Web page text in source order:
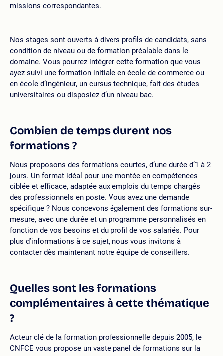
missions correspondantes.
Nos stages sont ouverts à divers profils de candidats, sans
condition de niveau ou de formation préalable dans le
domaine. Vous pourrez intégrer cette formation que vous
ayez suivi une formation initiale en école de commerce ou
en école d’ingénieur, un cursus technique, fait des études
universitaires ou disposiez d’un niveau bac.
Combien de temps durent nos
formations ?
Nous proposons des formations courtes, d’une durée d’1 à 2
jours. Un format idéal pour une montée en compétences
ciblée et efficace, adaptée aux emplois du temps chargés
des professionnels en poste. Vous avez une demande
spécifique ? Nous concevons également des formations sur-
mesure, avec une durée et un programme personnalisés en
fonction de vos besoins et du profil de vos salariés. Pour
plus d’informations à ce sujet, nous vous invitons à
contacter dès maintenant notre équipe de conseillers.
Quelles sont les formations
complémentaires à cette thématique
?
Acteur clé de la formation professionnelle depuis 2005, le
CNFCE vous propose un vaste panel de formations sur la